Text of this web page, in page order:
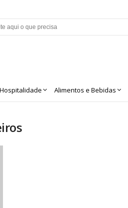
Hospitalidade Alimentos e Bebidas